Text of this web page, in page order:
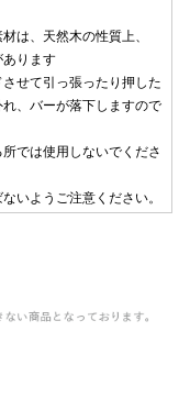
は、天然木の性質上、
ります
せて引っ張ったり押した
、バーが落下しますので
では使用しないでくださ
いようご注意ください。